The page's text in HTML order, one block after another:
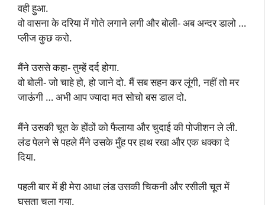
वही हुआ.
वो वासना के दरिया में गोते लगाने लगी और बोली- अब अन्दर डालो …
प्लीज कुछ करो.
मैंने उससे कहा- तुम्हें दर्द होगा.
वो बोली- जो चाहे हो, हो जाने दो. मैं सब सहन कर लूंगी, नहीं तो मर
जाऊंगी … अभी आप ज्यादा मत सोचो बस डाल दो.
मैंने उसकी चूत के होंठों को फैलाया और चुदाई की पोजीशन ले ली.
लंड पेलने से पहले मैंने उसके मुँह पर हाथ रखा और एक धक्का दे
दिया.
पहली बार में ही मेरा आधा लंड उसकी चिकनी और रसीली चूत में
घुसता चला गया.